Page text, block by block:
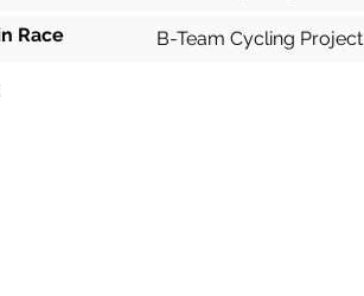
Race B-Team Cycling Project